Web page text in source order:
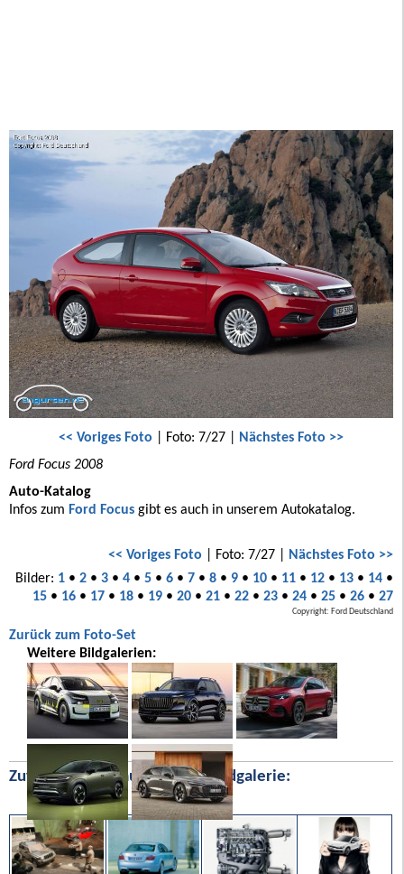
<< Voriges Foto | Foto: 7/27 | Nächstes Foto >>
Ford Focus 2008
Auto-Katalog
Infos zum Ford Focus gibt es auch in unserem Autokatalog.
<< Voriges Foto | Foto: 7/27 | Nächstes Foto >>
Bilder: 1• 2• 3• 4• 5• 6• 7• 8• 9• 10• 11• 12• 13• 14•
15• 16• 17• 18• 19• 20• 21• 22• 23• 24• 25• 26• 27
Copyright: Ford Deutschland
Zurück zum Foto-Set
Weitere Bildgalerien:
Zufällige Bilder aus unserer Bildgalerie: